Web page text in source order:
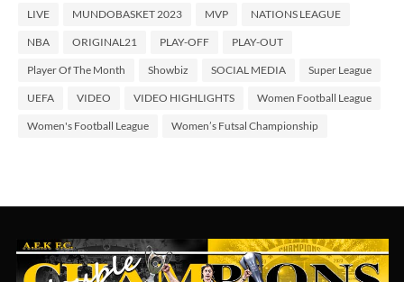
LIVE MUNDOBASKET 2023 MVP NATIONS LEAGUE
NBA ORIGINAL21 PLAY-OFF PLAY-OUT
Player Of The Month Showbiz SOCIAL MEDIA Super League
UEFA VIDEO VIDEO HIGHLIGHTS Women Football League
Women's Football League Women’s Futsal Championship